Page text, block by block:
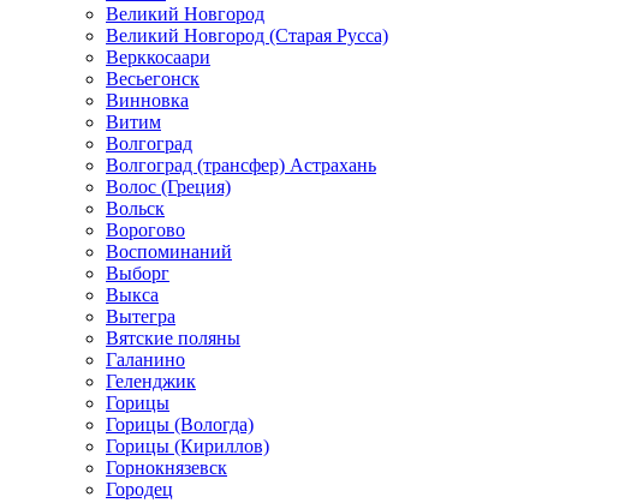
Великий Новгород
Великий Новгород (Старая Русса)
Верккосаари
Весьегонск
Винновка
Витим
Волгоград
Волгоград (трансфер) Астрахань
Волос (Греция)
Вольск
Ворогово
Воспоминаний
Выборг
Выкса
Вытегра
Вятские поляны
Галанино
Геленджик
Горицы
Горицы (Вологда)
Горицы (Кириллов)
Горнокнязевск
Городец